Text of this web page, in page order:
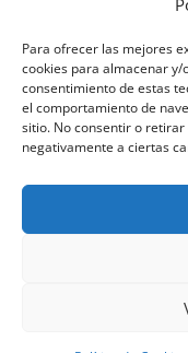
Para ofrecer las mejores
cookies para almacenar y/
consentimiento de estas
el comportamiento de
sitio. No consentir o
negativamente a ciertas
Formulario
Métodos de pago
Formulario de
Plantilla
Formulario
Learning